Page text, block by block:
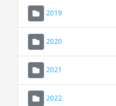
2019
2020
2021
2022